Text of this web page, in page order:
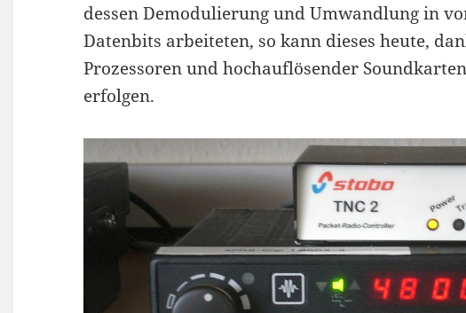
dessen Demodulierung und Umwandlung in
Datenbits arbeiteten, so kann dieses heute,
Prozessoren und hochauflösender
erfolgen.